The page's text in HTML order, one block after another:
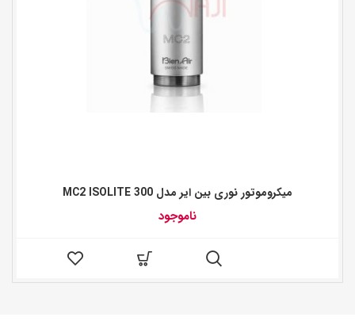
میکروموتور نوری بین ایر مدل MC2 ISOLITE 300
ناموجود